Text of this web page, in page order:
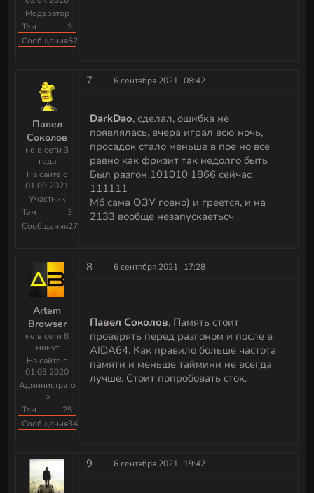
Модератор
Тем
3
Сообщения523
Павел
Соколов
не в сети 3
года
На сайте с
01.09.2021
Участник
Тем
3
Сообщения27
7 6 сентября 2021 08:42
DarkDao, сделал, ошибка не
появлялась, вчера играл всю ночь,
просадок стало меньше в пое но все
равно как фризит так недолго быть
Был разгон 101010 1866 сейчас
111111
Мб сама ОЗУ говно) и греется, и на
2133 вообще незапускаетьсч
Artem
Browser
не в сети 8
минут
На сайте с
01.03.2020
Администрато
р
Тем
25
Сообщения344
8 6 сентября 2021 17:28
Павел Соколов, Память стоит
проверять перед разгоном и после в
AIDA64. Как правило больше частота
памяти и меньше таймини не всегда
лучше. Стоит попробовать сток.
9 6 сентября 2021 19:42